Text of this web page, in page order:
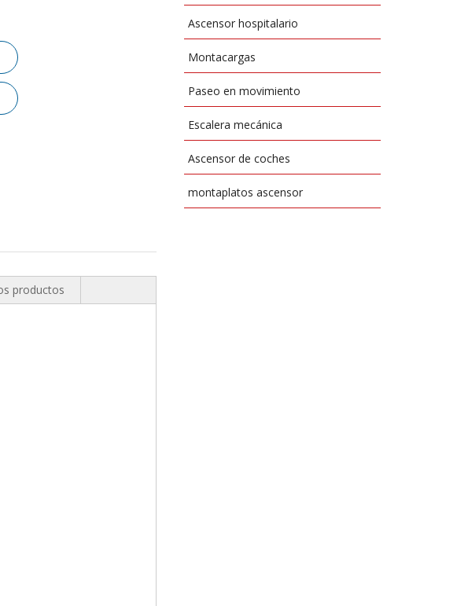
productos
Ascensor hospitalario
Montacargas
Paseo en movimiento
Escalera mecánica
Ascensor de coches
montaplatos ascensor